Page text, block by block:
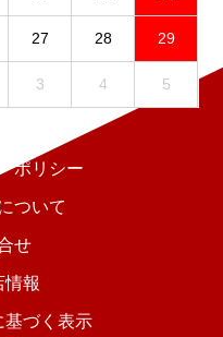
27 28 29
3 4 5
ポリシー
ついて
せ
情報
基づく表示